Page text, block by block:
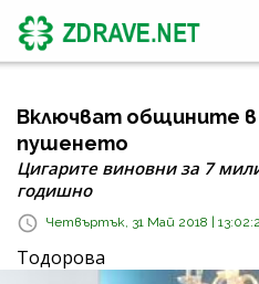
Включват общините в
пушенето
Цигарите виновни за 7
годишно
Четвъртък, 31 Май 2018 |
Тодорова